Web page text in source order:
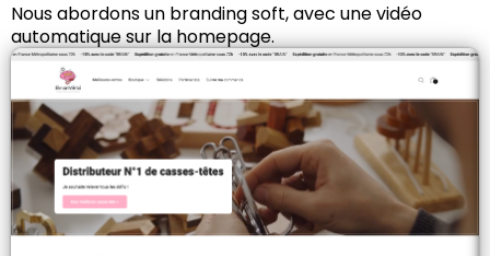
Nous abordons un branding soft, avec une vidéo
automatique sur la homepage.